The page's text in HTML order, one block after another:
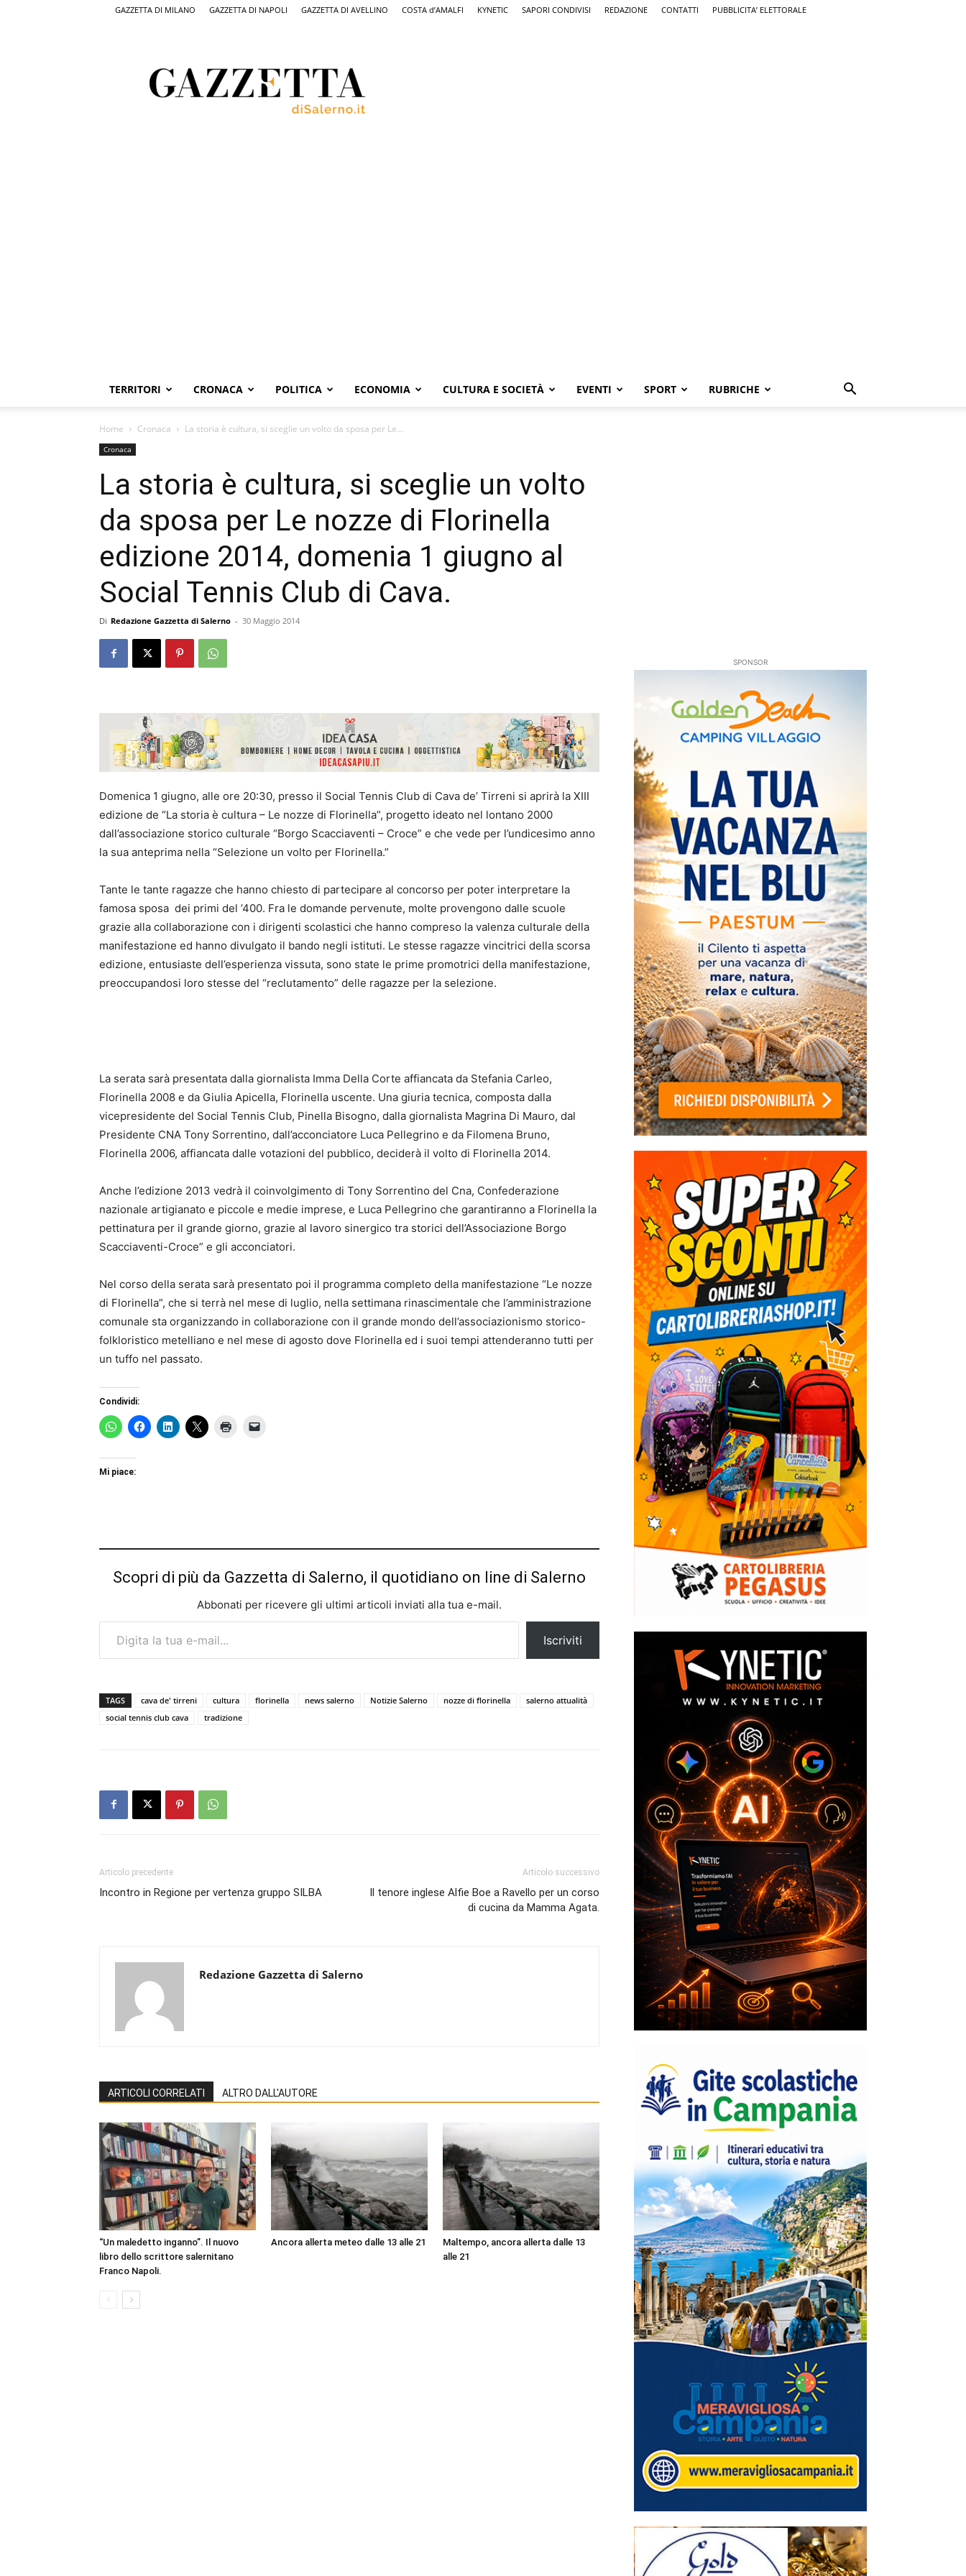
GAZZETTA DI MILANO GAZZETTA DI NAPOLI GAZZETTA DI AVELLINO COSTA d’AMALFI KYNETIC SAPORI CONDIVISI REDAZIONE CONTATTI PUBBLICITA’ ELETTORALE
Salerno,
il
quotidiano
TERRITORI CRONACA POLITICA ECONOMIA CULTURA E SOCIETÀ EVENTI SPORT RUBRICHE
Home Cronaca La storia è cultura, si sceglie un volto da sposa per Le...
Cronaca
La storia è cultura, si sceglie un volto
da sposa per Le nozze di Florinella
edizione 2014, domenia 1 giugno al
Social Tennis Club di Cava.
Di Redazione Gazzetta di Salerno - 30 Maggio 2014
Domenica 1 giugno, alle ore 20:30, presso il Social Tennis Club di Cava de’ Tirreni si aprirà la XIII
edizione de “La storia è cultura – Le nozze di Florinella”, progetto ideato nel lontano 2000
dall’associazione storico culturale “Borgo Scacciaventi – Croce” e che vede per l’undicesimo anno
la sua anteprima nella “Selezione un volto per Florinella.”
Tante le tante ragazze che hanno chiesto di partecipare al concorso per poter interpretare la
famosa sposa dei primi del ’400. Fra le domande pervenute, molte provengono dalle scuole
grazie alla collaborazione con i dirigenti scolastici che hanno compreso la valenza culturale della
manifestazione ed hanno divulgato il bando negli istituti. Le stesse ragazze vincitrici della scorsa
edizione, entusiaste dell’esperienza vissuta, sono state le prime promotrici della manifestazione,
preoccupandosi loro stesse del “reclutamento” delle ragazze per la selezione.
La serata sarà presentata dalla giornalista Imma Della Corte affiancata da Stefania Carleo,
Florinella 2008 e da Giulia Apicella, Florinella uscente. Una giuria tecnica, composta dalla
vicepresidente del Social Tennis Club, Pinella Bisogno, dalla giornalista Magrina Di Mauro, dal
Presidente CNA Tony Sorrentino, dall’acconciatore Luca Pellegrino e da Filomena Bruno,
Florinella 2006, affiancata dalle votazioni del pubblico, deciderà il volto di Florinella 2014.
Anche l’edizione 2013 vedrà il coinvolgimento di Tony Sorrentino del Cna, Confederazione
nazionale artigianato e piccole e medie imprese, e Luca Pellegrino che garantiranno a Florinella la
pettinatura per il grande giorno, grazie al lavoro sinergico tra storici dell’Associazione Borgo
Scacciaventi-Croce” e gli acconciatori.
Nel corso della serata sarà presentato poi il programma completo della manifestazione “Le nozze
di Florinella”, che si terrà nel mese di luglio, nella settimana rinascimentale che l’amministrazione
comunale sta organizzando in collaborazione con il grande mondo dell’associazionismo storico-
folkloristico metelliano e nel mese di agosto dove Florinella ed i suoi tempi attenderanno tutti per
un tuffo nel passato.
Condividi:
Mi piace:
Scopri di più da Gazzetta di Salerno, il quotidiano on line di Salerno
Abbonati per ricevere gli ultimi articoli inviati alla tua e-mail.
Digita la tua e-mail...
Iscriviti
TAGS cava de' tirreni cultura florinella news salerno Notizie Salerno nozze di florinella
salerno attualità
social tennis club cava
tradizione
Articolo precedente
Incontro in Regione per vertenza gruppo SILBA
Articolo successivo
Il tenore inglese Alfie Boe a Ravello per un corso
di cucina da Mamma Agata.
Redazione Gazzetta di Salerno
ARTICOLI CORRELATI ALTRO DALL'AUTORE
“Un maledetto inganno”. Il nuovo
libro dello scrittore salernitano
Franco Napoli.
Ancora allerta meteo dalle 13 alle 21
Maltempo, ancora allerta dalle 13
alle 21
SPONSOR